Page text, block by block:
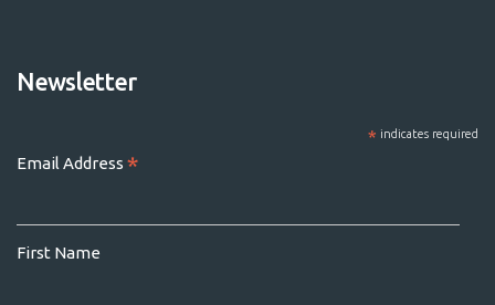
Newsletter
* indicates required
Email Address *
First Name